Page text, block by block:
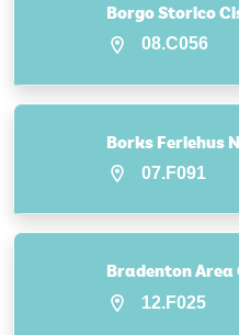
Borgo Storico
08.C056
Borks Feriehus
07.F091
Bradenton Area
12.F025